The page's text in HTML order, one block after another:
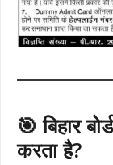
🎯 बिहार
करता है?